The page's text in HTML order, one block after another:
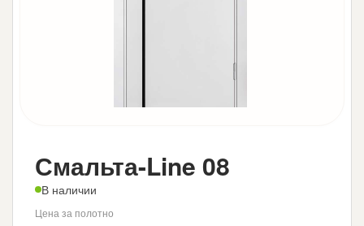
Смальта-Line 08
В наличии
Цена за полотно